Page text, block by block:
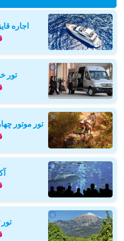
اجاره
تور
تور موتور
تور